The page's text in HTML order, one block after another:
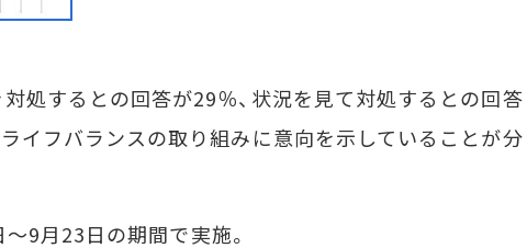
処するとの回答が29％、状況を見て対処するとの回答
イフバランスの取り組みに意向を示していることが分
9月23日の期間で実施。